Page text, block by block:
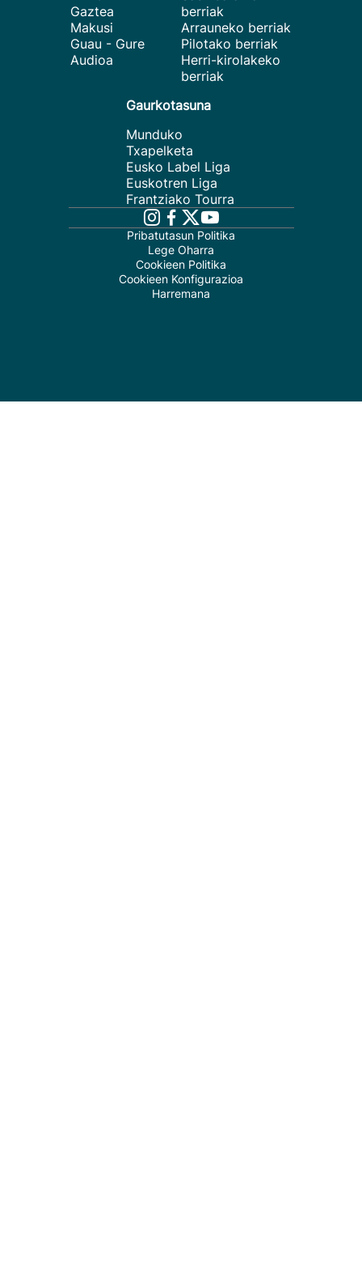
Gaztea
Makusi
Guau - Gure
Audioa
berriak
Arrauneko berriak
Pilotako berriak
Herri-kirolakeko
berriak
Gaurkotasuna
Munduko
Txapelketa
Eusko Label Liga
Euskotren Liga
Frantziako Tourra
Pribatutasun Politika
Lege Oharra
Cookieen Politika
Cookieen Konfigurazioa
Harremana